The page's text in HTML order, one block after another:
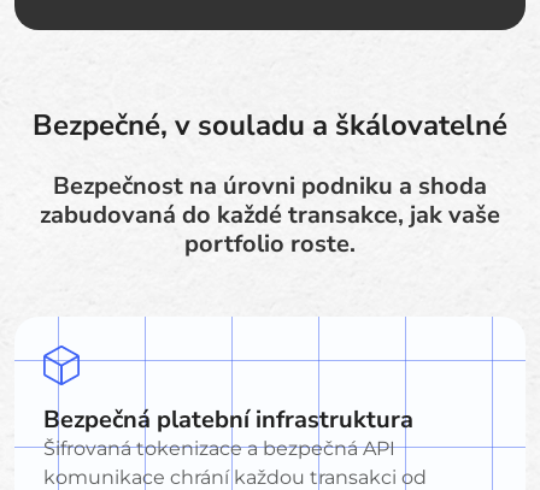
Bezpečné, v souladu a škálovatelné
Bezpečnost na úrovni podniku a shoda
zabudovaná do každé transakce, jak vaše
portfolio roste.
Bezpečná platební infrastruktura
Šifrovaná tokenizace a bezpečná API
komunikace chrání každou transakci od